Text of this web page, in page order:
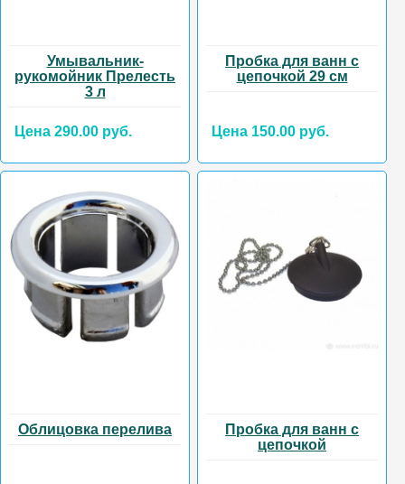
Умывальник-
рукомойник Прелесть
3 л
Цена 290.00 руб.
Пробка для ванн с
цепочкой 29 см
Цена 150.00 руб.
Облицовка перелива
Пробка для ванн с
цепочкой